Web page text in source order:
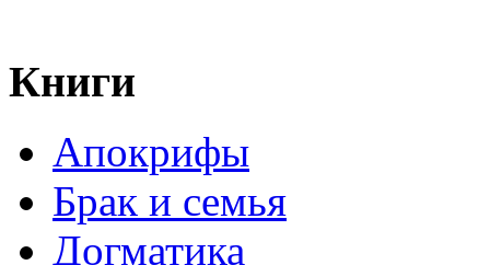
Книги
Апокрифы
Брак и семья
Догматика